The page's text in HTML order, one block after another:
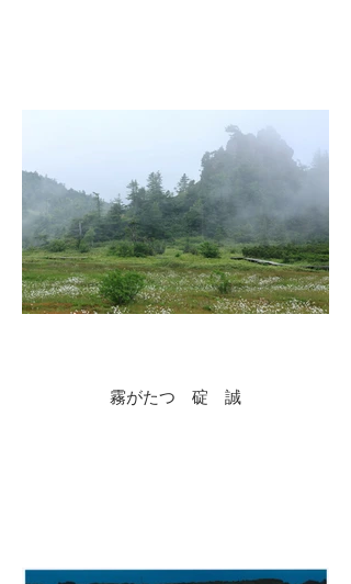
霧がたつ 碇 誠